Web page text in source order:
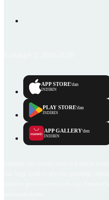
APP STORE'dan
İNDİRİN
PLAY STORE'dan
İNDİRİN
APP GALLERY'den
İNDİRİN